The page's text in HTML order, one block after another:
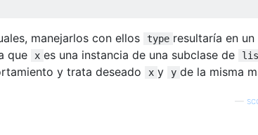
manejarlos con ellos type resultaría en un
que
x es una instancia de una subclase de
y trata deseado x y y de la misma